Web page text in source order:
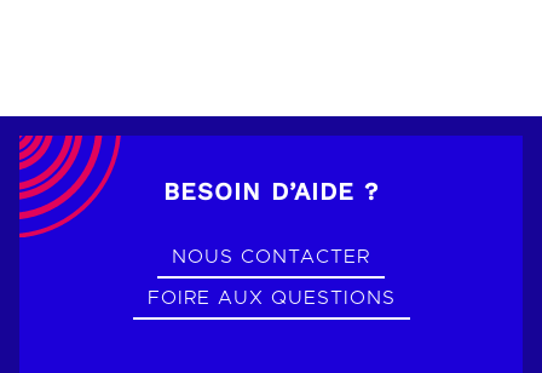
BESOIN D’AIDE ?
NOUS CONTACTER
FOIRE AUX QUESTIONS